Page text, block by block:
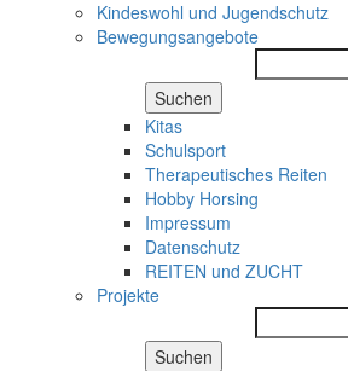
Kindeswohl und Jugendschutz
Bewegungsangebote
Suchen
Kitas
Schulsport
Therapeutisches Reiten
Hobby Horsing
Impressum
Datenschutz
REITEN und ZUCHT
Projekte
Suchen